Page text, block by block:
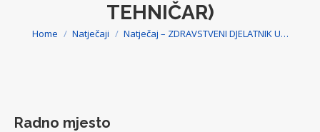
TEHNIČAR)
You are here:
Home Natječaji Natječaj – ZDRAVSTVENI DJELATNIK U…
Radno mjesto